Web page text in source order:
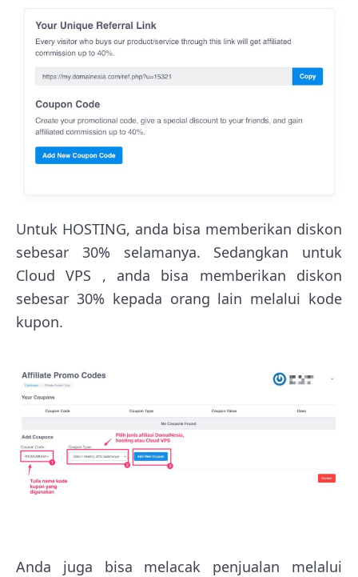
Untuk HOSTING, anda bisa memberikan diskon
sebesar 30% selamanya. Sedangkan untuk
Cloud VPS , anda bisa memberikan diskon
sebesar 30% kepada orang lain melalui kode
kupon.
Anda juga bisa melacak penjualan melalui